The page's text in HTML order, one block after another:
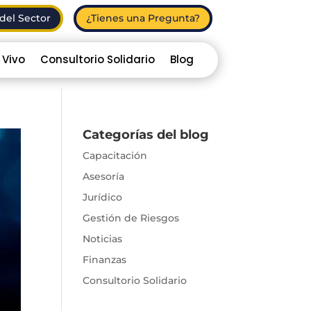
Sector ¿Tienes una Pregunta?
Consultorio Solidario Blog
Categorías del blog
Capacitación
Asesoría
Jurídico
Gestión de Riesgos
Noticias
Finanzas
Consultorio Solidario